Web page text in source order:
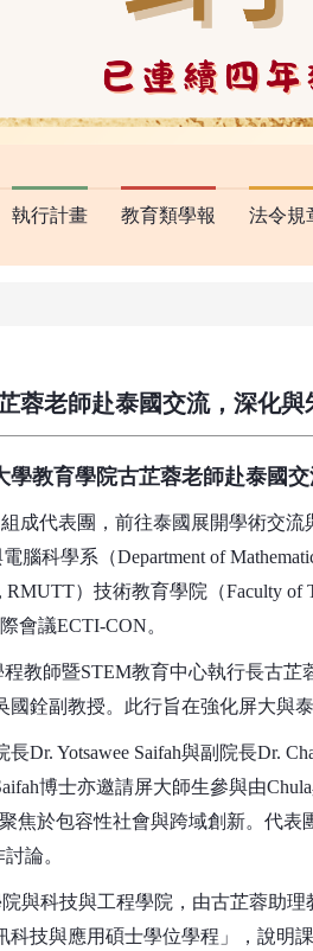
執行計畫 教育類學報 法令規
蓉老師赴泰國交流，深化
學教育學院古芷蓉老師赴泰國
成代表團，前往泰國展開學術交
腦科學系（Department of
RMUTT）技術教育學院（Faculty
會議ECTI-CON。
教師暨STEM教育中心執行長古
銓副教授。此行旨在強化屏大與
Dr. Yotsawee Saifah與副院長Dr.
博士亦邀請屏大師生參與由
聚焦於包容性社會與跨域創新。
論。
與科技與工程學院，由古芷蓉助
技與應用碩士學位學程」，說